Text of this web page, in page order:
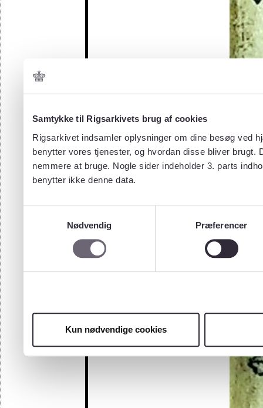
Samtykke til Rigsarkivets brug af cookies
Rigsarkivet indsamler oplysninger om dine besøg ved
benytter vores tjenester, og hvordan disse bliver
nemmere at bruge. Nogle sider indeholder 3. parts
benytter ikke denne data.
Nødvendig
Præferencer
Kun nødvendige cookies